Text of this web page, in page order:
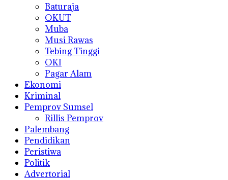
Baturaja
OKUT
Muba
Musi Rawas
Tebing Tinggi
OKI
Pagar Alam
Ekonomi
Kriminal
Pemprov Sumsel
Rillis Pemprov
Palembang
Pendidikan
Peristiwa
Politik
Advertorial